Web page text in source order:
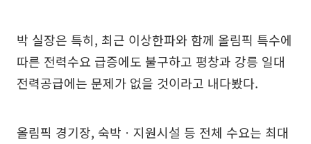
박 실장은 특히, 최근 이상한파와 함께 올림픽 특수에
따른 전력수요 급증에도 불구하고 평창과 강릉 일대
전력공급에는 문제가 없을 것이라고 내다봤다.
올림픽 경기장, 숙박ㆍ지원시설 등 전체 수요는 최대